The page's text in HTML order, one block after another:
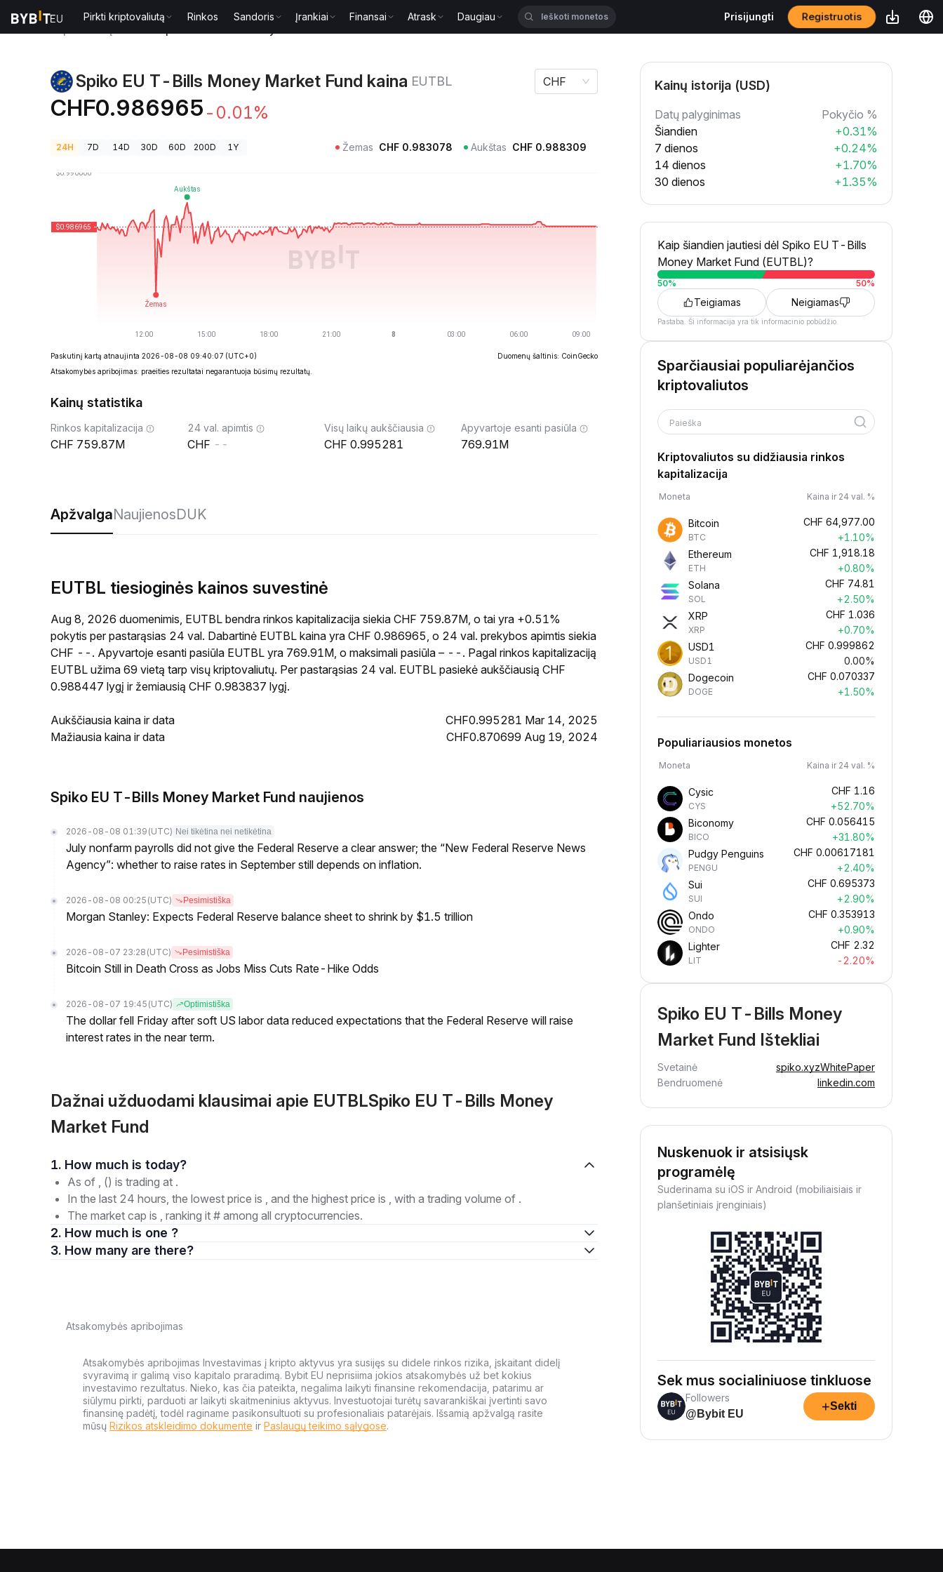
Pirkti kriptovaliutą Rinkos Sandoris Įrankiai Finansai Atrask Daugiau Prisijungti Registruotis
Spiko EU T-Bills Money Market Fund kaina EUTBL
CHF0.986965 -0.01%
CHF
24H 7D 14D 30D 60D 200D 1Y Žemas CHF 0.983078 Aukštas CHF 0.988309
Paskutinį kartą atnaujinta 2026-08-08 09:40:07 (UTC+0)
Duomenų šaltinis: CoinGecko
Atsakomybės apribojimas: praeities rezultatai negarantuoja būsimų rezultatų.
Kainų statistika
Rinkos kapitalizacija
759.87M
24 val. apimtis
--
Visų laikų aukščiausia
0.995281
Apyvartoje esanti pasiūla
769.91M
ApžvalgaNaujienosDUK
EUTBL tiesioginės kainos suvestinė
Aug 8, 2026 duomenimis, EUTBL bendra rinkos kapitalizacija siekia CHF 759.87M, o tai yra +0.51%
pokytis per pastarąsias 24 val. Dabartinė EUTBL kaina yra CHF 0.986965, o 24 val. prekybos apimtis siekia
CHF --. Apyvartoje esanti pasiūla EUTBL yra 769.91M, o maksimali pasiūla – --. Pagal rinkos kapitalizaciją
EUTBL užima 69 vietą tarp visų kriptovaliutų. Per pastarąsias 24 val. EUTBL pasiekė aukščiausią CHF
0.988447 lygį ir žemiausią CHF 0.983837 lygį.
Aukščiausia kaina ir data
CHF0.995281 Mar 14, 2025
Mažiausia kaina ir data
CHF0.870699 Aug 19, 2024
Spiko EU T-Bills Money Market Fund naujienos
2026-08-08 01:39 (UTC) Nei tikėtina nei netikėtina
July nonfarm payrolls did not give the Federal Reserve a clear answer; the “New Federal Reserve News
Agency”: whether to raise rates in September still depends on inflation.
2026-08-08 00:25 (UTC) Pesimistiška
Morgan Stanley: Expects Federal Reserve balance sheet to shrink by $1.5 trillion
2026-08-07 23:28 (UTC) Pesimistiška
Bitcoin Still in Death Cross as Jobs Miss Cuts Rate-Hike Odds
2026-08-07 19:45 (UTC) Optimistiška
The dollar fell Friday after soft US labor data reduced expectations that the Federal Reserve will raise
interest rates in the near term.
Dažnai užduodami klausimai apie EUTBLSpiko EU T-Bills Money
Market Fund
1. How much is today?
As of , () is trading at .
In the last 24 hours, the lowest price is , and the highest price is , with a trading volume of .
The market cap is , ranking it # among all cryptocurrencies.
2. How much is one ?
3. How many are there?
Atsakomybės apribojimas
Atsakomybės apribojimas Investavimas į kripto aktyvus yra susijęs su didele rinkos rizika, įskaitant didelį
svyravimą ir galimą viso kapitalo praradimą. Bybit EU neprisiima jokios atsakomybės už bet kokius
investavimo rezultatus. Nieko, kas čia pateikta, negalima laikyti finansine rekomendacija, patarimu ar
siūlymu pirkti, parduoti ar laikyti skaitmeninius aktyvus. Investuotojai turėtų savarankiškai įvertinti savo
finansinę padėtį, todėl raginame pasikonsultuoti su profesionaliais patarėjais. Išsamią apžvalgą rasite
mūsų Rizikos atskleidimo dokumente ir Paslaugų teikimo sąlygose.
Kainų istorija (USD)
Datų palyginimas
Pokyčio %
Šiandien
+0.31%
7 dienos
+0.24%
14 dienos
+1.70%
30 dienos
+1.35%
Kaip šiandien jautiesi dėl Spiko EU T-Bills
Money Market Fund (EUTBL)?
50% 50%
Teigiamas Neigiamas
Pastaba. Ši informacija yra tik informacinio pobūdžio.
Sparčiausiai populiarėjančios
kriptovaliutos
Paieška
Kriptovaliutos su didžiausia rinkos
kapitalizacija
Moneta Kaina ir 24 val. %
Bitcoin
BTC
CHF 64,977.00
+1.10%
Ethereum
ETH
CHF 1,918.18
+0.80%
Solana
SOL
CHF 74.81
+2.50%
XRP
XRP
CHF 1.036
+0.70%
USD1
USD1
CHF 0.999862
0.00%
Dogecoin
DOGE
CHF 0.070337
+1.50%
Populiariausios monetos
Moneta Kaina ir 24 val. %
Cysic
CYS
CHF 1.16
+52.70%
Biconomy
BICO
CHF 0.056415
+31.80%
Pudgy Penguins
PENGU
CHF 0.00617181
+2.40%
Sui
SUI
CHF 0.695373
+2.90%
Ondo
ONDO
CHF 0.353913
+0.90%
Lighter
LIT
CHF 2.32
-2.20%
Spiko EU T-Bills Money
Market Fund Ištekliai
Svetainė spiko.xyzWhitePaper
Bendruomenė
linkedin.com
Nuskenuok ir atsisiųsk
programėlę
Suderinama su iOS ir Android (mobiliaisiais ir
planšetiniais įrenginiais)
Sek mus socialiniuose tinkluose
Followers
@Bybit EU
+Sekti